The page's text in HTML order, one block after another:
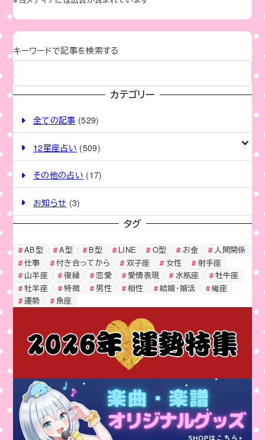
c
e
b
o
k
e p
y
Li
k
キーワードで記事を検索する
カテゴリー
全ての記事 (529)
12星座占い (509)
その他の占い (17)
お知らせ (3)
タグ
AB型 A型 B型 LINE O型 お金
人間関係
仕事
付き合ってから 双子座 女性
射手座
山羊座
復縁 恋愛 愛情表現 水瓶座
牡牛座
牡羊座
特徴 男性 相性 結婚・婚活
蠍座
運勢
魚座